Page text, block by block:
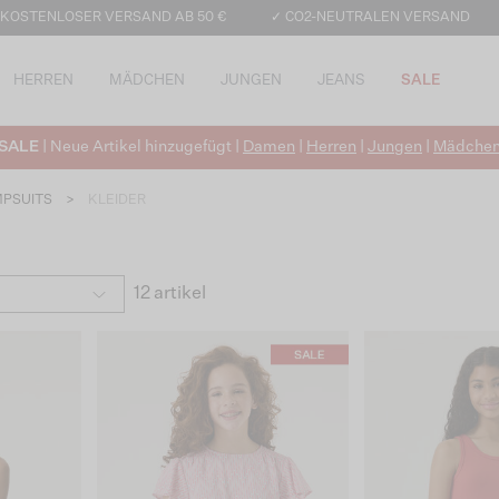
VERSAND AB 50 € ✓ CO2-NEUTRALEN VERSAND
HERREN MÄDCHEN JUNGEN JEANS SALE
| Neue Artikel hinzugefügt | Damen Herren Jungen
>
12 artikel